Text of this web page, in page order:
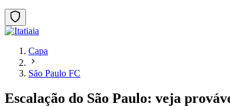
Capa
São Paulo FC
Escalação do São Paulo: veja